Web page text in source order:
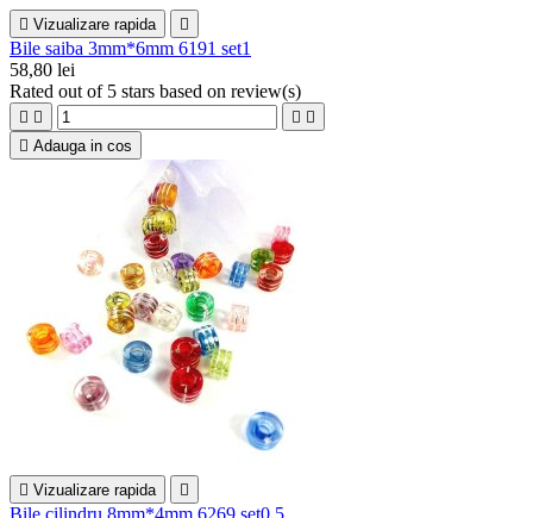
 Vizualizare rapida 
Bile saiba 3mm*6mm 6191 set1
58,80 lei
Rated out of 5 stars based on review(s)
   
 Adauga in cos
 Vizualizare rapida 
Bile cilindru 8mm*4mm 6269 set0.5